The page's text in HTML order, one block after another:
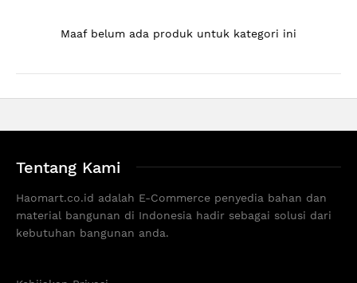
Maaf belum ada produk untuk kategori ini
Tentang Kami
Haomart.co.id adalah E-Commerce penyedia bahan dan
material bangunan di Indonesia hadir sebagai solusi dari
kebutuhan bangunan anda.